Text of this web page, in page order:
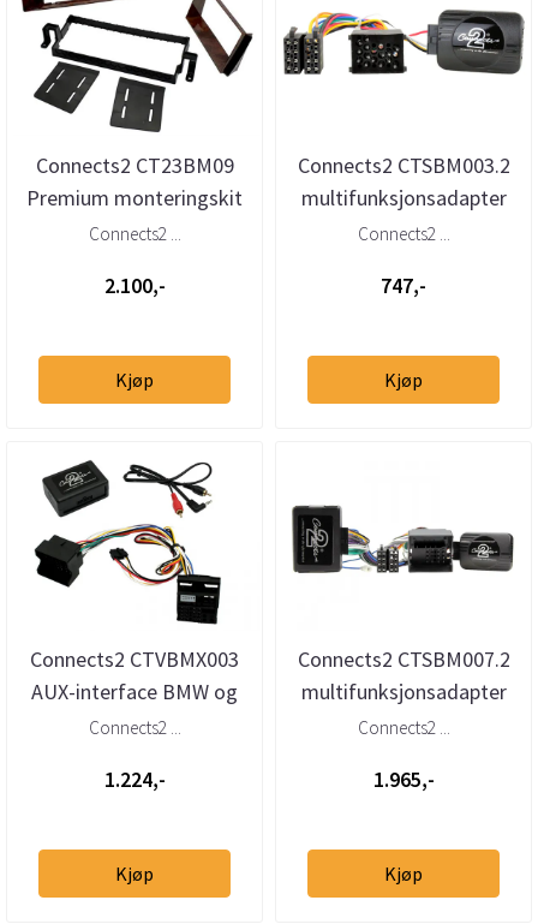
Connects2 CT23BM09
Premium monteringskit
2-DIN BMW 5-serie (E39)
Connects2 ...
2.100,-
Kjøp
Connects2 CTSBM003.2
multifunksjonsadapter
BMW/Mini (til 2001/2003)
Connects2 ...
747,-
Kjøp
Connects2 CTVBMX003
AUX-interface BMW og
Mini med Quadlock
Connects2 ...
1.224,-
Kjøp
Connects2 CTSBM007.2
multifunksjonsadapter
BMW (til 2005) med
Connects2 ...
1.965,-
Kjøp